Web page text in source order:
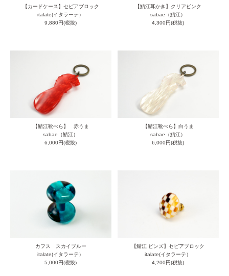
【カードケース】セピアブロック
italate(イタラーテ）
9,880円(税抜)
【鯖江耳かき】クリアピンク
sabae（鯖江）
4,300円(税抜)
【鯖江靴べら】 赤うま
sabae（鯖江）
6,000円(税抜)
【鯖江靴べら】白うま
sabae（鯖江）
6,000円(税抜)
カフス スカイブルー
italate(イタラーテ）
5,000円(税抜)
【鯖江 ピンズ】セピアブロック
italate(イタラーテ）
4,200円(税抜)